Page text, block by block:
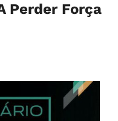
Perder Força